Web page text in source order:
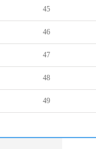
45
46
47
48
49